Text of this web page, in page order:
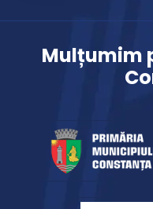
Mulțumim